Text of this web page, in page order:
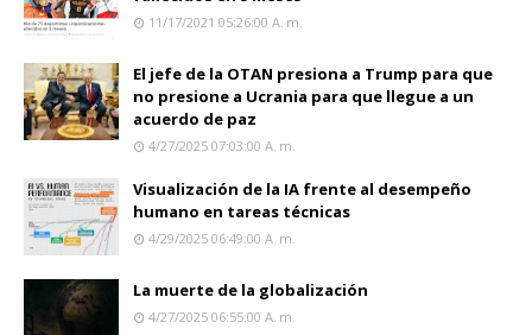
11/17/2021 05:26:00 A. M.
El jefe de la OTAN presiona a Trump para que
no presione a Ucrania para que llegue a un
acuerdo de paz
4/27/2025 07:03:00 A. M.
Visualización de la IA frente al desempeño
humano en tareas técnicas
4/29/2025 06:49:00 A. M.
La muerte de la globalización
4/27/2025 06:55:00 A. M.